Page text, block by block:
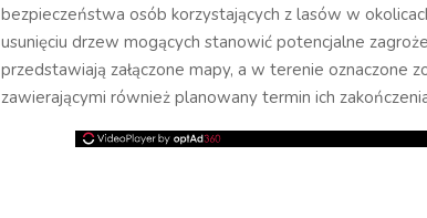
bezpieczeństwa osób korzystających z lasów w
usunięciu drzew mogących stanowić potencjalne
przedstawiają załączone mapy, a w terenie oznaczone
zawierającymi również planowany termin ich